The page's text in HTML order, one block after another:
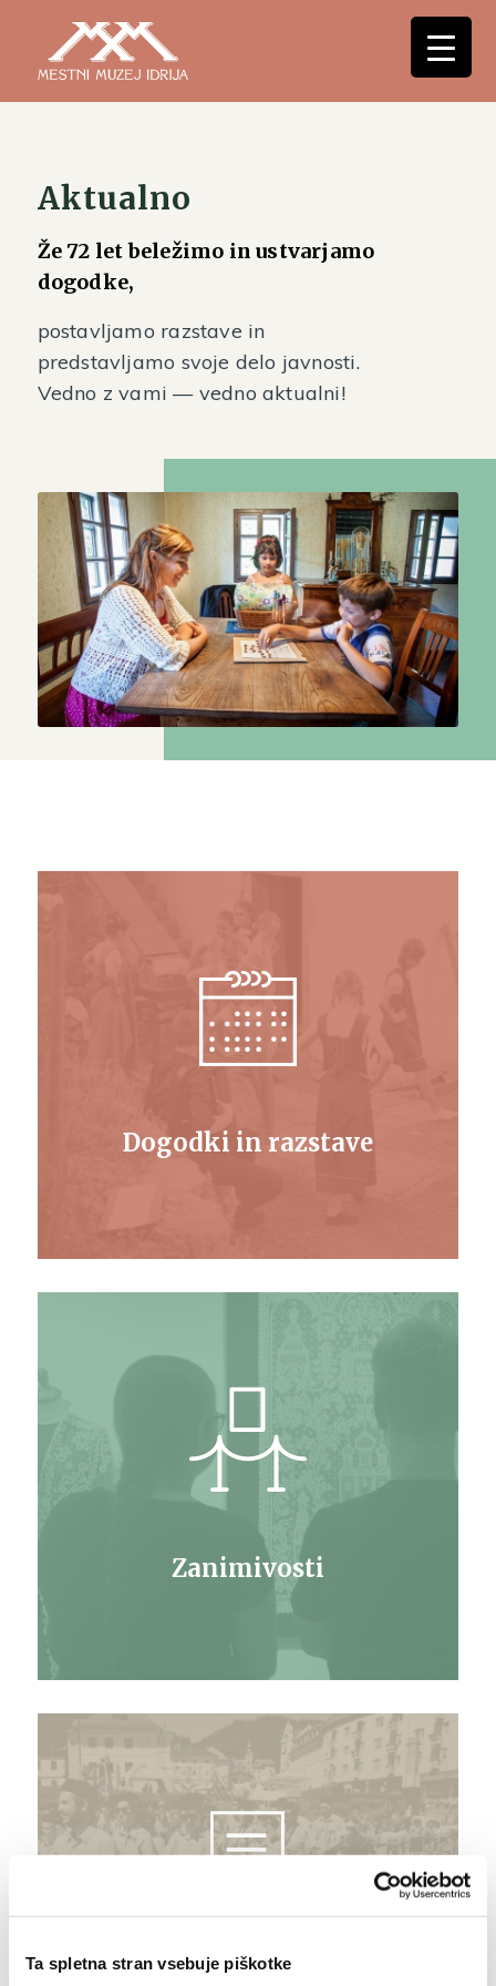
Ta spletna stran vsebuje piškotke
Aktualno
Že 72 let beležimo in ustvarjamo
dogodke,
postavljamo razstave in
predstavljamo svoje delo javnosti.
Vedno z vami — vedno aktualni!
Dogodki in razstave
Zanimivosti